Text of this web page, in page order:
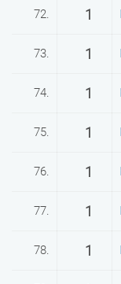
72. 1
73. 1
74. 1
75. 1
76. 1
77. 1
78. 1